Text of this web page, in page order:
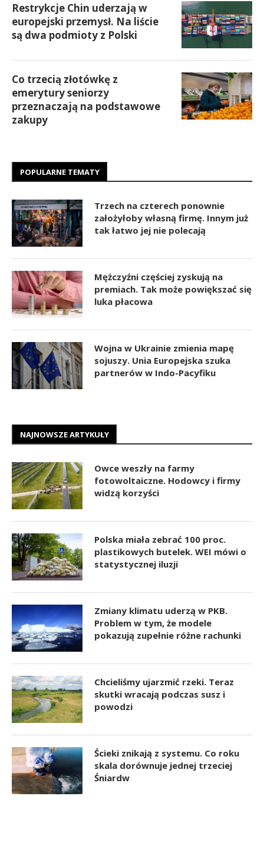
Restrykcje Chin uderzają w
europejski przemysł. Na liście
są dwa podmioty z Polski
Co trzecią złotówkę z
emerytury seniorzy
przeznaczają na podstawowe
zakupy
POPULARNE TEMATY
Trzech na czterech ponownie
założyłoby własną firmę. Innym już
tak łatwo jej nie polecają
Mężczyźni częściej zyskują na
premiach. Tak może powiększać się
luka płacowa
Wojna w Ukrainie zmienia mapę
sojuszy. Unia Europejska szuka
partnerów w Indo-Pacyfiku
NAJNOWSZE ARTYKUŁY
Owce weszły na farmy
fotowoltaiczne. Hodowcy i firmy
widzą korzyści
Polska miała zebrać 100 proc.
plastikowych butelek. WEI mówi o
statystycznej iluzji
Zmiany klimatu uderzą w PKB.
Problem w tym, że modele
pokazują zupełnie różne rachunki
Chcieliśmy ujarzmić rzeki. Teraz
skutki wracają podczas susz i
powodzi
Ścieki znikają z systemu. Co roku
skala dorównuje jednej trzeciej
Śniardw